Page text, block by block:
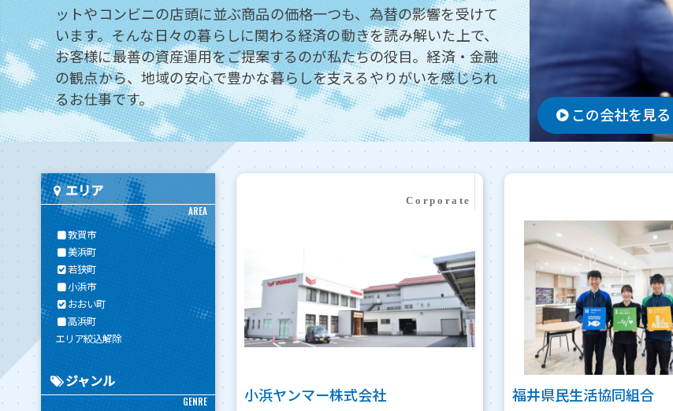
ットやコンビニの店頭に並ぶ商品の価格一つも、為替の影響を受けて
います。そんな日々の暮らしに関わる経済の動きを読み解いた上で、
お客様に最善の資産運用をご提案するのが私たちの役目。経済・金融
の観点から、地域の安心で豊かな暮らしを支えるやりがいを感じられ
るお仕事です。
この会社を見る
エリア
AREA
敦賀市
美浜町
若狭町
小浜市
おおい町
高浜町
エリア絞込解除
ジャンル
GENRE 小浜ヤンマー株式会社 福井県民生活協同組合